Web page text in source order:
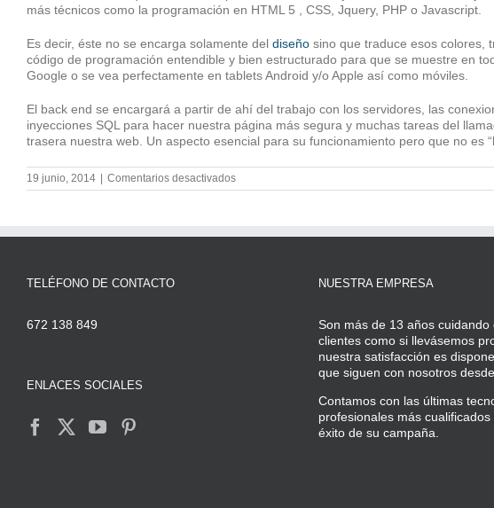
más técnicos como la programación en HTML 5 , CSS, Jquery, PHP o Javascript.
Es decir, éste no se encarga solamente del diseño sino que traduce esos colores,
código de programación entendible y bien estructurado para que se muestre en
Google o se vea perfectamente en tablets Android y/o Apple así como móviles.
El back end se encargará a partir de ahí del trabajo con los servidores, las
inyecciones SQL para hacer nuestra página más segura y muchas tareas del
trasera nuestra web. Un aspecto esencial para su funcionamiento pero que no es
19 junio, 2014 | Comentarios desactivadosen
La
TELÉFONO DE CONTACTO
672 138 849
ENLACES SOCIALES
NUESTRA EMPRESA
Son más de 13 años cuidando
clientes como si llevásemos
nuestra satisfacción es
que siguen con nosotros
Contamos con las últimas
profesionales más
éxito de su campaña.